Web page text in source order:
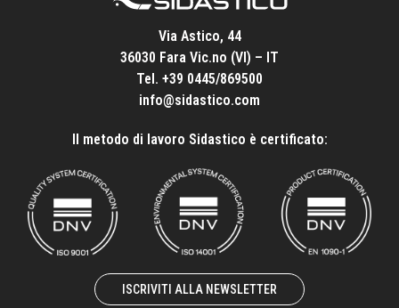
Via Astico, 44
36030 Fara Vic.no (VI) – IT
Tel. +39 0445/869500
info@sidastico.com
Il metodo di lavoro Sidastico è certificato:
ISCRIVITI ALLA NEWSLETTER